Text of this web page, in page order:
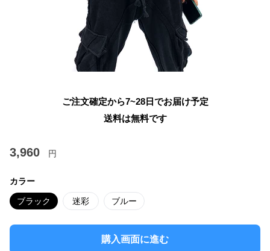
ご注文確定から7~28日でお届け予定
送料は無料です
3,960 円
カラー
ブラック 迷彩 ブルー
購入画面に進む